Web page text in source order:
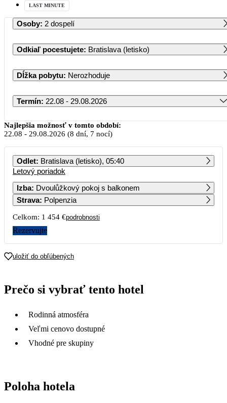
LAST MINUTE
Osoby: 2 dospelí
Odkiaľ pocestujete: Bratislava (letisko)
Dĺžka pobytu: Nerozhoduje
Termín: 22.08 - 29.08.2026
August 2026
PO UT ST ŠT PI SO NE
3
17
Najlepšia možnosť v tomto období:
22.08 - 29.08.2026 (8 dní, 7 nocí)
Odlet: Bratislava (letisko), 05:40
Letový poriadok
Izba: Dvoulůžkový pokoj s balkonem
Strava: Polpenzia
Celkom: 1 454 €podrobnosti
Rezervujte
uložiť do obľúbených
Prečo si vybrať tento hotel
Rodinná atmosféra
Veľmi cenovo dostupné
Vhodné pre skupiny
Poloha hotela